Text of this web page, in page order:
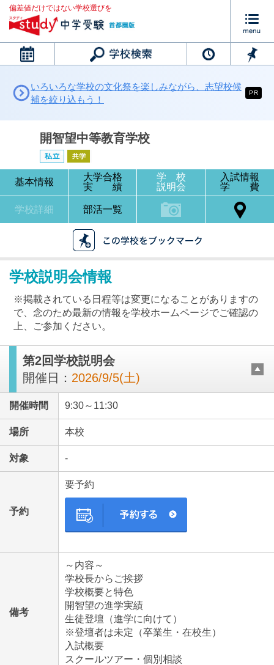
偏差値だけではない学校選びを
カレンダー
最近見た学校
開智望中等教育学校
ブックマークした学校
いろいろな学校の文化祭を楽しみながら、志望校候
補を絞り込もう！
PR
開智望中等教育学校
基本情報
大学合格
実 績
学 校
説明会
入試情報
学 費
学校詳細 部活一覧
学校説明会情報
※掲載されている日程等は変更になることがありますの
で、念のため最新の情報を学校ホームページでご確認の
上、ご参加ください。
第2回学校説明会
開催日： 2026/9/5(土)
開催時間 9:30～11:30
場所 本校
対象 -
予約
要予約
備考
～内容～
学校長からご挨拶
学校概要と特色
開智望の進学実績
生徒登壇（進学に向けて）
※登壇者は未定（卒業生・在校生）
入試概要
スクールツアー・個別相談